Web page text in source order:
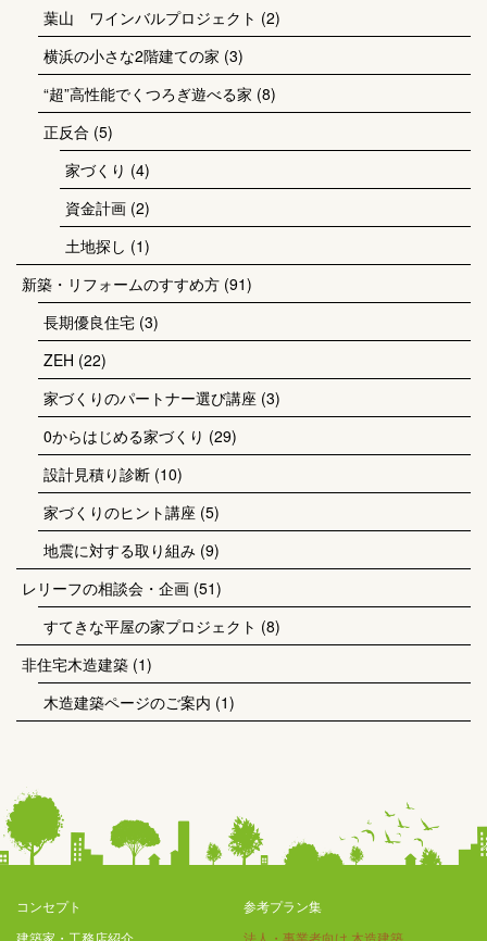
葉山 ワインバルプロジェクト (2)
横浜の小さな2階建ての家 (3)
“超”高性能でくつろぎ遊べる家 (8)
正反合 (5)
家づくり (4)
資金計画 (2)
土地探し (1)
新築・リフォームのすすめ方 (91)
長期優良住宅 (3)
ZEH (22)
家づくりのパートナー選び講座 (3)
0からはじめる家づくり (29)
設計見積り診断 (10)
家づくりのヒント講座 (5)
地震に対する取り組み (9)
レリーフの相談会・企画 (51)
すてきな平屋の家プロジェクト (8)
非住宅木造建築 (1)
木造建築ページのご案内 (1)
コンセプト
参考プラン集